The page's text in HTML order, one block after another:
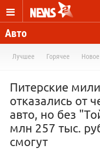
Авто
Лучшее Горячее Новое
Питерские
отказались от
авто, но без
млн 257 тыс.
смогут